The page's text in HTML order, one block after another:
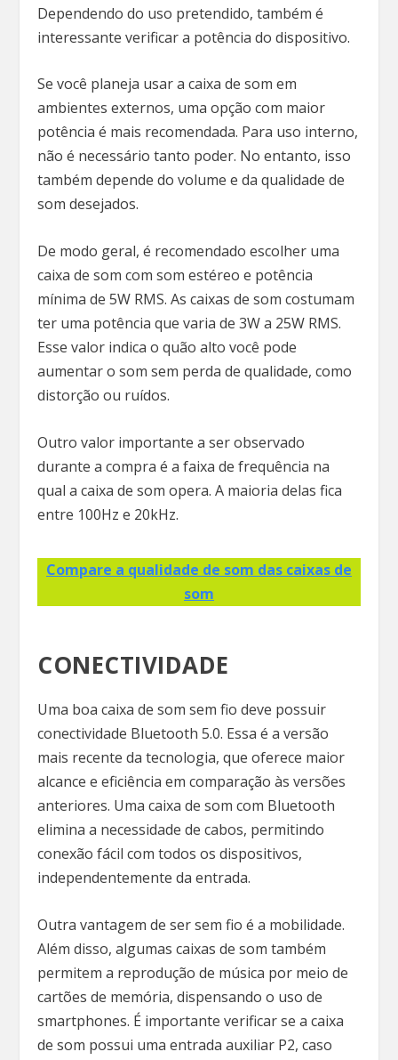
Dependendo do uso pretendido, também é
interessante verificar a potência do dispositivo.
Se você planeja usar a caixa de som em
ambientes externos, uma opção com maior
potência é mais recomendada. Para uso interno,
não é necessário tanto poder. No entanto, isso
também depende do volume e da qualidade de
som desejados.
De modo geral, é recomendado escolher uma
caixa de som com som estéreo e potência
mínima de 5W RMS. As caixas de som costumam
ter uma potência que varia de 3W a 25W RMS.
Esse valor indica o quão alto você pode
aumentar o som sem perda de qualidade, como
distorção ou ruídos.
Outro valor importante a ser observado
durante a compra é a faixa de frequência na
qual a caixa de som opera. A maioria delas fica
entre 100Hz e 20kHz.
Compare a qualidade de som das caixas de
som
CONECTIVIDADE
Uma boa caixa de som sem fio deve possuir
conectividade Bluetooth 5.0. Essa é a versão
mais recente da tecnologia, que oferece maior
alcance e eficiência em comparação às versões
anteriores. Uma caixa de som com Bluetooth
elimina a necessidade de cabos, permitindo
conexão fácil com todos os dispositivos,
independentemente da entrada.
Outra vantagem de ser sem fio é a mobilidade.
Além disso, algumas caixas de som também
permitem a reprodução de música por meio de
cartões de memória, dispensando o uso de
smartphones. É importante verificar se a caixa
de som possui uma entrada auxiliar P2, caso